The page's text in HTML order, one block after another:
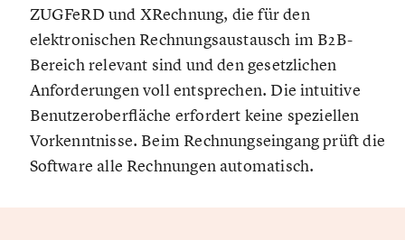
ZUGFeRD und XRechnung, die für den
elektronischen Rechnungsaustausch im B2B-
Bereich relevant sind und den gesetzlichen
Anforderungen voll entsprechen. Die intuitive
Benutzeroberfläche erfordert keine speziellen
Vorkenntnisse. Beim Rechnungseingang prüft die
Software alle Rechnungen automatisch.